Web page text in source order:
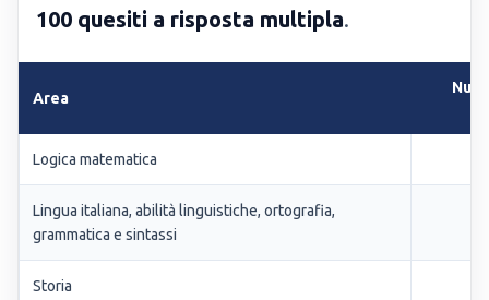
100 quesiti a risposta multipla.
Area
Logica matematica
Lingua italiana, abilità linguistiche, ortografia,
grammatica e sintassi
Storia